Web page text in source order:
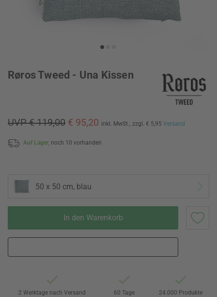
Røros Tweed - Una Kissen
UVP € 119,00 € 95,20 inkl. MwSt., zzgl. € 5,95 Versand
Auf Lager, noch 10 vorhanden
50 x 50 cm, blau
In den Warenkorb
2 Werktage nach Versand
60 Tage
24.000 Produkte